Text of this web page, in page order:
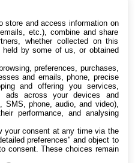
!
store and access information on
etc.), combine and share
whether collected on this
by some of us, or obtained
preferences, purchases,
and emails, phone, precise
and offering you services,
ads across your devices and
phone, audio, and video),
performance, and analysing
your consent at any time via the
preferences" and object to
consent. These choices remain